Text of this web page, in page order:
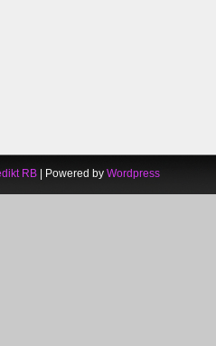
RB | Powered by Wordpress